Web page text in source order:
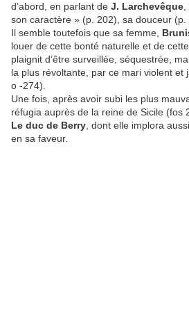
d’abord, en parlant de J. Larchevêque
son caractère » (p. 202), sa douceur (p.
Il semble toutefois que sa femme,
louer de cette bonté naturelle et de
plaignit d’être surveillée, séquestrée,
la plus révoltante, par ce mari violent et
o -274).
Une fois, après avoir subi les plus
réfugia auprès de la reine de Sicile (fos
Le duc de Berry , dont elle implora
en sa faveur.